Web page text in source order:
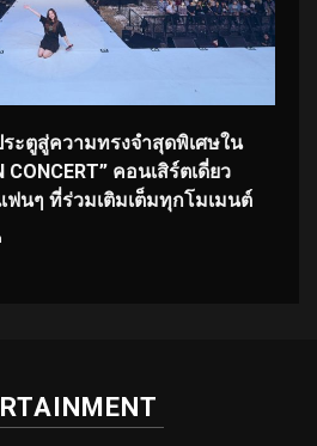
ระตูสู่ความทรงจำสุดพิเศษใน
CONCERT” คอนเสิร์ตเดี่ยว
นๆ ที่ร่วมเติมเต็มทุกโมเมนต์